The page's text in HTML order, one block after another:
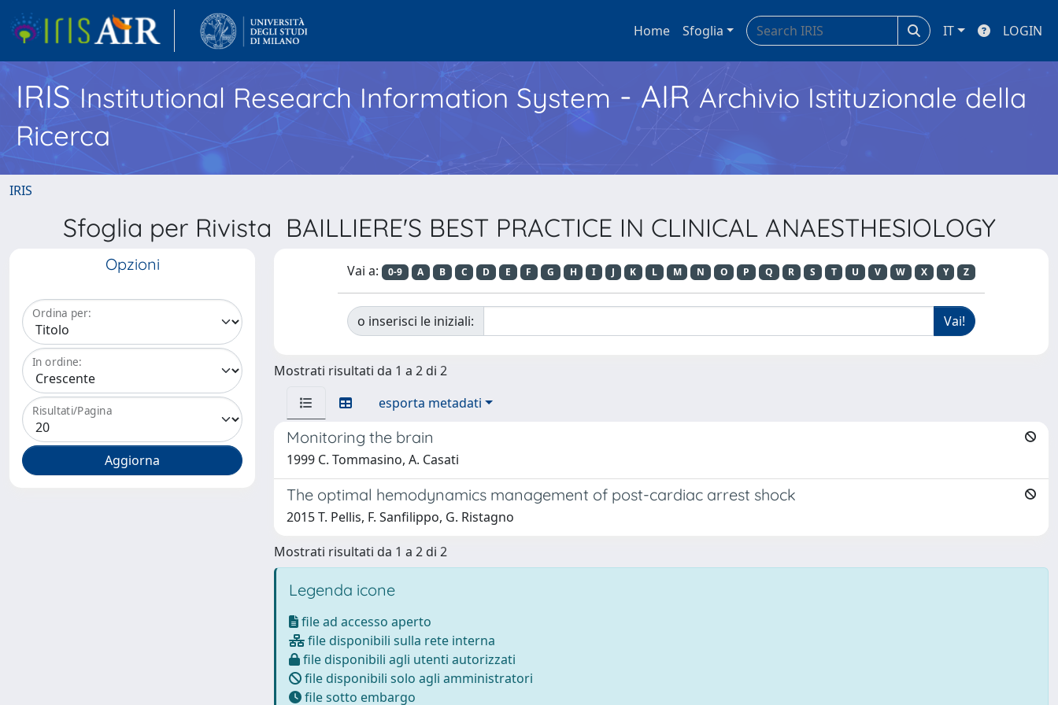
Home Sfoglia IT LOGIN
IRISInstitutional Research Information System - AIR Archivio Istituzionale della
Ricerca
IRIS
Sfoglia per Rivista BAILLIERE'S BEST PRACTICE IN CLINICAL ANAESTHESIOLOGY
Opzioni
Ordina per:
In ordine:
Risultati/Pagina
Vai a: 0-9 A B C D E F G H I J K L M N O P Q R S T U V W X Y Z
o inserisci le iniziali:
Mostrati risultati da 1 a 2 di 2
esporta metadati
Monitoring the brain
1999 C. Tommasino, A. Casati
The optimal hemodynamics management of post-cardiac arrest shock
2015 T. Pellis, F. Sanfilippo, G. Ristagno
Mostrati risultati da 1 a 2 di 2
Legenda icone
file ad accesso aperto
file disponibili sulla rete interna
file disponibili agli utenti autorizzati
file disponibili solo agli amministratori
file sotto embargo